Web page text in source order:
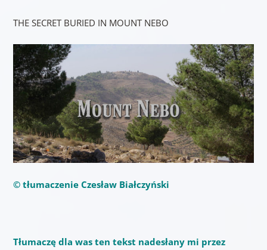
THE SECRET BURIED IN MOUNT NEBO
© tłumaczenie Czesław Białczyński
Tłumaczę dla was ten tekst nadesłany mi przez